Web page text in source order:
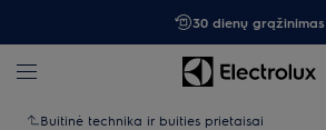
30 dienų grąžinimas
Buitinė technika ir buities prietaisai